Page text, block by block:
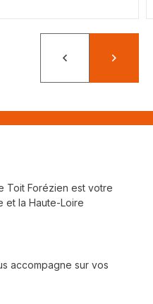
PrécédentSuivant
Toit Forézien est votre
et la Haute-Loire
accompagne sur vos